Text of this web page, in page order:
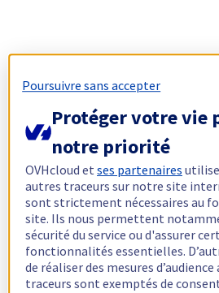
Poursuivre sans accepter
Protéger votre vie
notre priorité
OVHcloud etses partenaires
autres traceurs sur notre site
sont strictement nécessaires au
site. Ils nous permettent
sécurité du service ou d'assurer
fonctionnalités essentielles.
de réaliser des mesures d’audience
traceurs sont exemptés de